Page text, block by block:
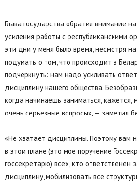
Глава государства обратил внимание
усиления работы с республиканскими
эти дни у меня было время, несмотря на
подумать о том, что происходит в
подчеркнуть: нам надо усиливать
дисциплину нашего общества.
когда начинаешь заниматься,
очень серьезные вопросы», — заметил
«Не хватает дисциплины. Поэтому вам
в этом плане (это мое поручение
госсекретарю) всех, кто ответственен
дисциплину, мобилизовать все